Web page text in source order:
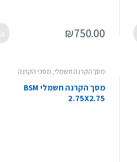
₪750.00
מסך הקרנה חשמלי מסכי הקרנה
מסך הקרנה חשמלי BSM
2.75X2.75